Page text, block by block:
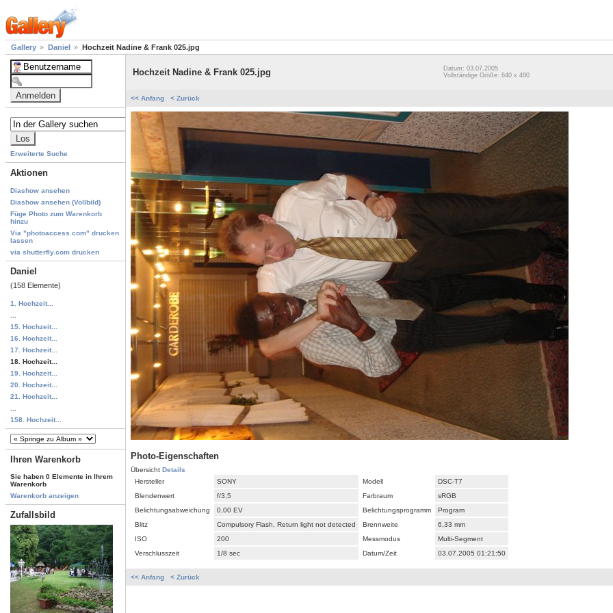
Gallery Daniel Hochzeit Nadine & Frank 025.jpg
Erweiterte Suche
Aktionen
Diashow ansehen
Diashow ansehen (Vollbild)
Füge Photo zum Warenkorb
hinzu
Via "photoaccess.com" drucken
lassen
via shutterfly.com drucken
Daniel
(158 Elemente)
1. Hochzeit...
15. Hochzeit...
16. Hochzeit...
17. Hochzeit...
18. Hochzeit...
19. Hochzeit...
20. Hochzeit...
21. Hochzeit...
158. Hochzeit...
Ihren Warenkorb
Sie haben 0 Elemente in Ihrem
Warenkorb
Warenkorb anzeigen
Zufallsbild
Hochzeit Nadine & Frank 025.jpg
Datum: 03.07.2005
Vollständige Größe: 640 x 480
<< Anfang < Zurück
Photo-Eigenschaften
Übersicht Details
Hersteller
SONY Modell
DSC-T7
Blendenwert
f/3,5 Farbraum
sRGB
Belichtungsabweichung
0,00 EV Belichtungsprogramm
Program
Blitz
Compulsory Flash, Return light not detected Brennweite
6,33 mm
ISO
200 Messmodus
Multi-Segment
Verschlusszeit
1/8 sec Datum/Zeit 03.07.2005 01:21:50
<< Anfang < Zurück